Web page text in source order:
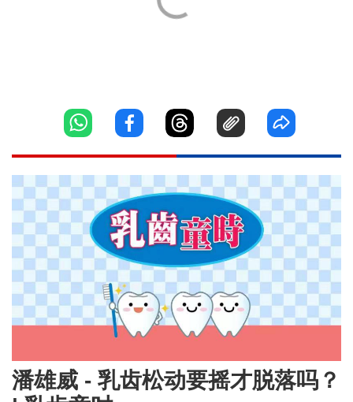
潘雄威 - 乳齿松动要摇才脱落吗？